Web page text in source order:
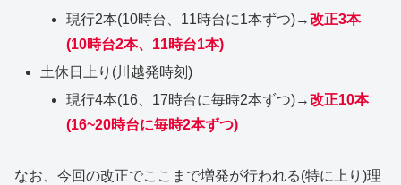
現行2本(10時台、11時台に1本ずつ)→改正3本
(10時台2本、11時台1本)
土休日上り(川越発時刻)
現行4本(16、17時台に毎時2本ずつ)→改正10本
(16~20時台に毎時2本ずつ)
なお、今回の改正でここまで増発が行われる(特に上り)理